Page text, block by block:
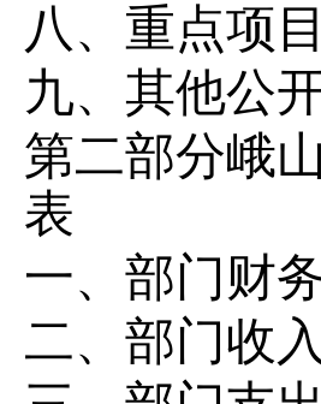
八、重点项
九、其他公
第二部分峨
表
一、 部门财
二、部门收入